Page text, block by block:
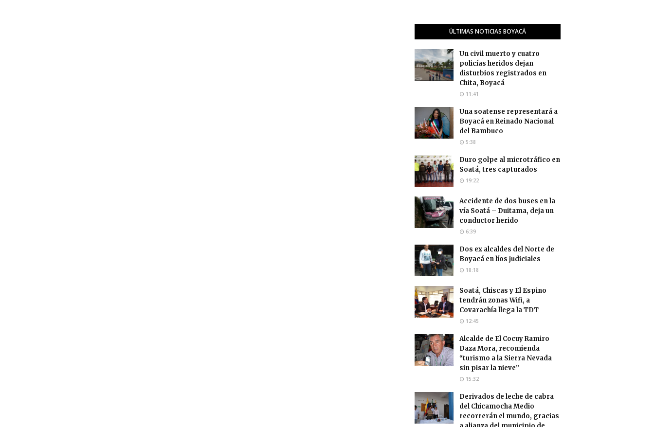
ÚLTIMAS NOTICIAS BOYACÁ
Un civil muerto y cuatro
policías heridos dejan
disturbios registrados en
Chita, Boyacá
11:41
Una soatense representará a
Boyacá en Reinado Nacional
del Bambuco
5:38
Duro golpe al microtráfico en
Soatá, tres capturados
19:22
Accidente de dos buses en la
vía Soatá – Duitama, deja un
conductor herido
6:39
Dos ex alcaldes del Norte de
Boyacá en líos judiciales
18:18
Soatá, Chiscas y El Espino
tendrán zonas Wifi, a
Covarachía llega la TDT
12:45
Alcalde de El Cocuy Ramiro
Daza Mora, recomienda
“turismo a la Sierra Nevada
sin pisar la nieve”
15:32
Derivados de leche de cabra
del Chicamocha Medio
recorrerán el mundo, gracias